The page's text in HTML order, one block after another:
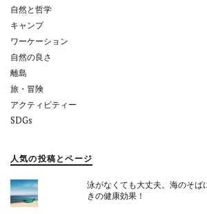
自然と哲学
キャンプ
ワーケーション
自然の良さ
離島
旅・冒険
アクティビティー
SDGs
人気の投稿とページ
泳がなくても大丈夫。海のそば
きの健康効果！